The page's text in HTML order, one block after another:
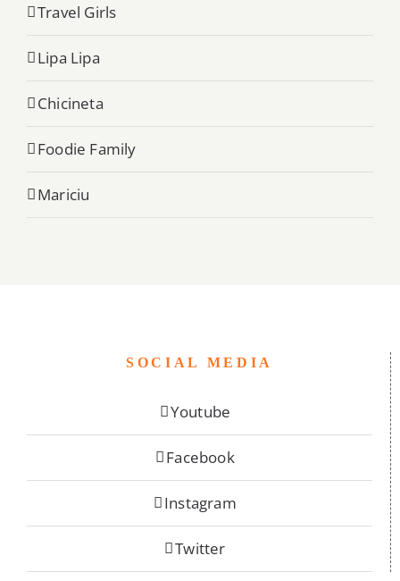
Travel Girls
Lipa Lipa
Chicineta
Foodie Family
Mariciu
SOCIAL MEDIA
Youtube
Facebook
Instagram
Twitter